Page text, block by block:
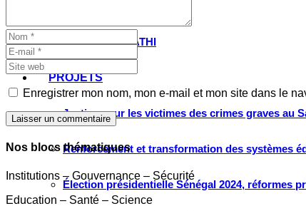
Le choix de WATHI
PROJETS
Justice pour les victimes des crimes graves au
Renforcement et transformation des systèmes
Élection présidentielle Sénégal 2024, réformes
Enregistrer mon nom, mon e-mail et mon site dans le
Laisser un commentaire
Nos blocs thématiques
Institutions – Gouvernance – Sécurité
Education – Santé – Science